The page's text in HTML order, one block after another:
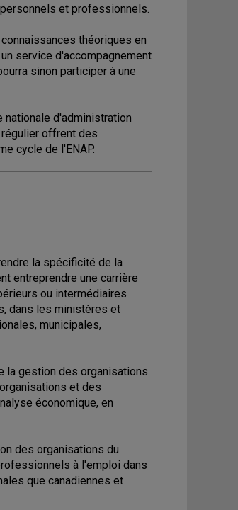
et professionnels.
théoriques en
service d'accompagnement
sinon participer à une
d'administration
régulier offrent des
cycle de l'ENAP.
la spécificité de la
entreprendre une carrière
ou intermédiaires
dans les ministères et
municipales,
la gestion des organisations
et des
économique, en
des organisations du
à l'emploi dans
que canadiennes et